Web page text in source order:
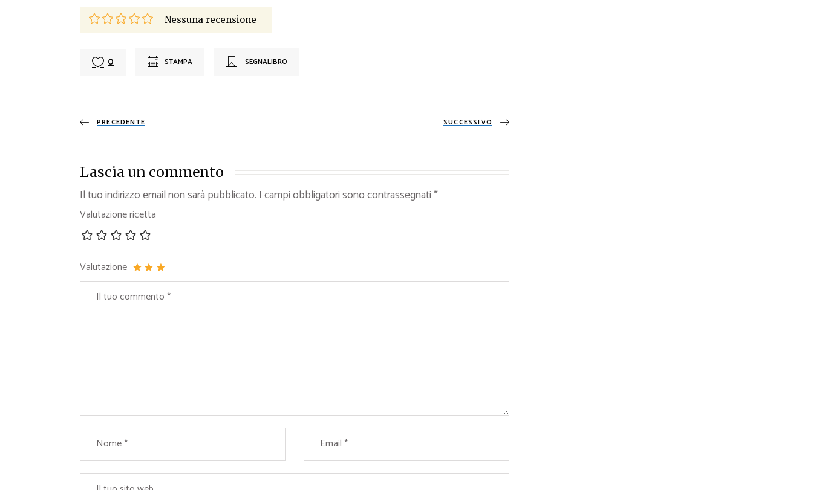
Nessuna recensione
0 STAMPA SEGNALIBRO
PRECEDENTE SUCCESSIVO
Lascia un commento
Il tuo indirizzo email non sarà pubblicato. I campi obbligatori sono contrassegnati*
Valutazione ricetta
Valutazione